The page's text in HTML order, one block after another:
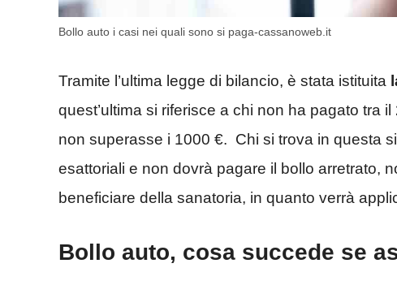
Bollo auto i casi nei quali sono si paga-cassanoweb.it
Tramite l’ultima legge di bilancio, è stata istituita
quest’ultima si riferisce a chi non ha pagato tra
non superasse i 1000 €. Chi si trova in questa
esattoriali e non dovrà pagare il bollo arretrato,
beneficiare della sanatoria, in quanto verrà
Bollo auto, cosa succede se